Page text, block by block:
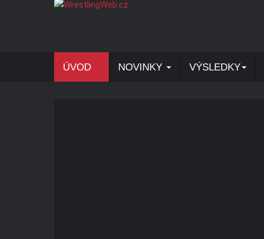
ÚVOD NOVINKY VÝSLEDKY